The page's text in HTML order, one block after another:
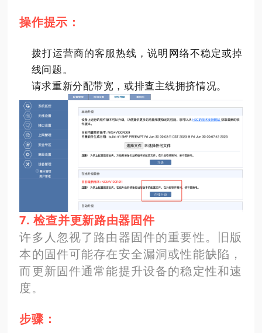
操作提示：
拨打运营商的客服热线，说明网络不稳定或掉
线问题。
请求重新分配带宽，或排查主线拥挤情况。
7. 检查并更新路由器固件
许多人忽视了路由器固件的重要性。旧版
本的固件可能存在安全漏洞或性能缺陷，
而更新固件通常能提升设备的稳定性和速
度。
步骤：